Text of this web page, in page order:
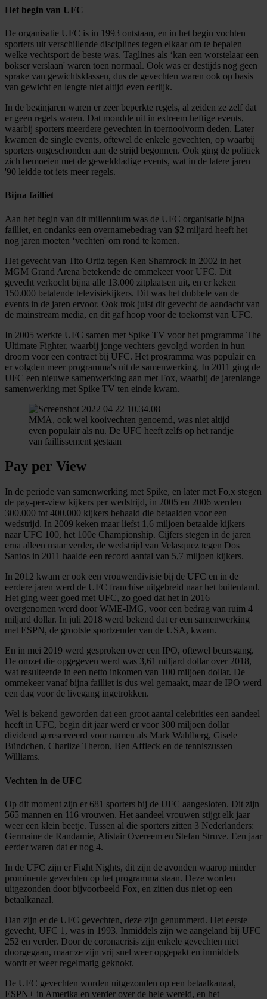
Het begin van UFC
De organisatie UFC is in 1993 ontstaan, en in het begin vochten
sporters uit verschillende disciplines tegen elkaar om te bepalen
welke vechtsport de beste was. Taglines als ‘kan een worstelaar een
bokser verslaan' waren toen normaal. Ook was er destijds nog geen
sprake van gewichtsklassen, dus de gevechten waren ook op basis
van gewicht en lengte niet altijd even eerlijk.
In de beginjaren waren er zeer beperkte regels, al zeiden ze zelf dat
er geen regels waren. Dat mondde uit in extreem heftige events,
waarbij sporters meerdere gevechten in toernooivorm deden. Later
kwamen de single events, oftewel de enkele gevechten, op waarbij
sporters ongeschonden aan de strijd begonnen. Ook ging de politiek
zich bemoeien met de gewelddadige events, wat in de latere jaren
'90 leidde tot iets meer regels.
Bijna failliet
Aan het begin van dit millennium was de UFC organisatie bijna
failliet, en ondanks een overnamebedrag van $2 miljard heeft het
nog jaren moeten ‘vechten' om rond te komen.
Het gevecht van Tito Ortiz tegen Ken Shamrock in 2002 in het
MGM Grand Arena betekende de ommekeer voor UFC. Dit
gevecht verkocht bijna alle 13.000 zitplaatsen uit, en er keken
150.000 betalende televisiekijkers. Dit was het dubbele van de
events in de jaren ervoor. Ook trok juist dit gevecht de aandacht van
de mainstream media, en dit gaf hoop voor de toekomst van UFC.
In 2005 werkte UFC samen met Spike TV voor het programma The
Ultimate Fighter, waarbij jonge vechters gevolgd worden in hun
droom voor een contract bij UFC. Het programma was populair en
er volgden meer programma's uit de samenwerking. In 2011 ging de
UFC een nieuwe samenwerking aan met Fox, waarbij de jarenlange
samenwerking met Spike TV ten einde kwam.
MMA, ook wel kooivechten genoemd, was niet altijd
even populair als nu. De UFC heeft zelfs op het randje
van faillissement gestaan
Pay per View
In de periode van samenwerking met Spike, en later met Fo,x stegen
de pay-per-view kijkers per wedstrijd, in 2005 en 2006 werden
300.000 tot 400.000 kijkers behaald die betaalden voor een
wedstrijd. In 2009 keken maar liefst 1,6 miljoen betaalde kijkers
naar UFC 100, het 100e Championship. Cijfers stegen in de jaren
erna alleen maar verder, de wedstrijd van Velasquez tegen Dos
Santos in 2011 haalde een record aantal van 5,7 miljoen kijkers.
In 2012 kwam er ook een vrouwendivisie bij de UFC en in de
eerdere jaren werd de UFC franchise uitgebreid naar het buitenland.
Het ging weer goed met UFC, zo goed dat het in 2016
overgenomen werd door WME-IMG, voor een bedrag van ruim 4
miljard dollar. In juli 2018 werd bekend dat er een samenwerking
met ESPN, de grootste sportzender van de USA, kwam.
En in mei 2019 werd gesproken over een IPO, oftewel beursgang.
De omzet die opgegeven werd was 3,61 miljard dollar over 2018,
wat resulteerde in een netto inkomen van 100 miljoen dollar. De
ommekeer vanaf bijna failliet is dus wel gemaakt, maar de IPO werd
een dag voor de livegang ingetrokken.
Wel is bekend geworden dat een groot aantal celebrities een aandeel
heeft in UFC, begin dit jaar werd er voor 300 miljoen dollar
dividend gereserveerd voor namen als Mark Wahlberg, Gisele
Bündchen, Charlize Theron, Ben Affleck en de tenniszussen
Williams.
Vechten in de UFC
Op dit moment zijn er 681 sporters bij de UFC aangesloten. Dit zijn
565 mannen en 116 vrouwen. Het aandeel vrouwen stijgt elk jaar
weer een klein beetje. Tussen al die sporters zitten 3 Nederlanders:
Germaine de Randamie, Alistair Overeem en Stefan Struve. Een jaar
eerder waren dat er nog 4.
In de UFC zijn er Fight Nights, dit zijn de avonden waarop minder
prominente gevechten op het programma staan. Deze worden
uitgezonden door bijvoorbeeld Fox, en zitten dus niet op een
betaalkanaal.
Dan zijn er de UFC gevechten, deze zijn genummerd. Het eerste
gevecht, UFC 1, was in 1993. Inmiddels zijn we aangeland bij UFC
252 en verder. Door de coronacrisis zijn enkele gevechten niet
doorgegaan, maar ze zijn vrij snel weer opgepakt en inmiddels
wordt er weer regelmatig geknokt.
De UFC gevechten worden uitgezonden op een betaalkanaal,
ESPN+ in Amerika en verder over de hele wereld, en het